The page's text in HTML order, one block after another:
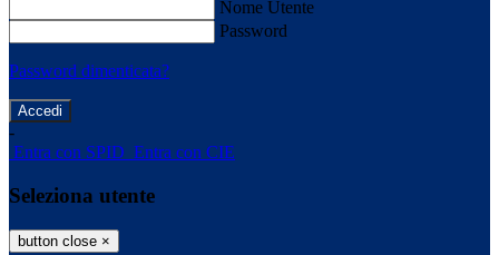
Nome Utente
Password
Password dimenticata?
-
Entra con SPID Entra con CIE
Seleziona utente
button close ×